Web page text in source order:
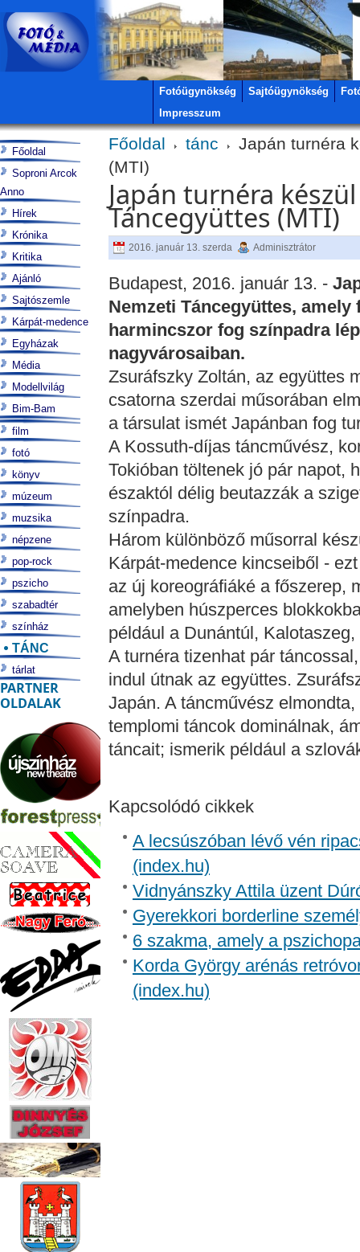
Fotóügynökség Sajtóügynökség
Impresszum
Főoldal tánc
Japán turnéra
(MTI)
Japán turnéra
Táncegyüttes (MTI)
2016. január 13. szerda Adminisztrátor
Budapest, 2016. január 13. -
Nemzeti Táncegyüttes,
harmincszor fog színpadra
nagyvárosaiban.
Zsuráfszky Zoltán, az együttes
csatorna szerdai műsorában
a társulat ismét Japánban fog
A Kossuth-díjas táncművész,
Tokióban töltenek jó pár napot,
északtól délig beutazzák a
színpadra.
Három különböző műsorral
Kárpát-medence kincseiből -
az új koreográfiáké a főszerep,
amelyben húszperces
például a Dunántúl,
A turnéra tizenhat pár
indul útnak az együttes.
Japán. A táncművész
templomi táncok dominálnak,
táncait; ismerik például a
Kapcsolódó cikkek
A lecsúszóban lévő vén
(index.hu)
Vidnyánszky Attila üzent
Gyerekkori borderline
6 szakma, amely a
Korda György arénás
(index.hu)
Főoldal
Soproni Arcok
Anno
Hírek
Krónika
Kritika
Ajánló
Sajtószemle
Kárpát-medence
Egyházak
Média
Modellvilág
Bim-Bam
film
fotó
könyv
múzeum
muzsika
népzene
pop-rock
pszicho
szabadtér
színház
TÁNC
tárlat
PARTNER
OLDALAK